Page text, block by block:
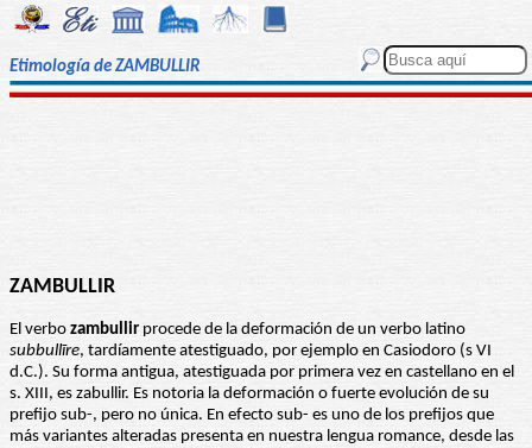
Etimología de ZAMBULLIR
ZAMBULLIR
El verbo zambullir procede de la deformación de un verbo latino
subbullīre, tardíamente atestiguado, por ejemplo en Casiodoro (s VI
d.C.). Su forma antigua, atestiguada por primera vez en castellano en el
s. XIII, es zabullir. Es notoria la deformación o fuerte evolución de su
prefijo sub-, pero no única. En efecto sub- es uno de los prefijos que
más variantes alteradas presenta en nuestra lengua romance, desde las